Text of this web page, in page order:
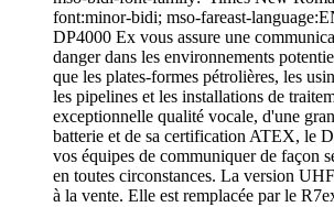
font:minor-bidi; mso-fareast-
DP4000 Ex vous assure une
danger dans les environnements
que les plates-formes pétrolières, les
les pipelines et les installations de
exceptionnelle qualité vocale, d'une
batterie et de sa certification ATEX, le
vos équipes de communiquer de façon
en toutes circonstances. La version
à la vente. Elle est remplacée par le